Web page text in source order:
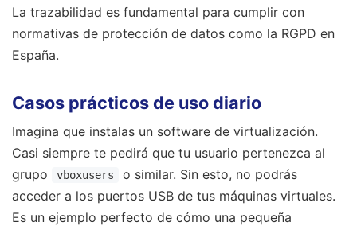
La trazabilidad es fundamental para cumplir con
normativas de protección de datos como la RGPD en
España.
Casos prácticos de uso diario
Imagina que instalas un software de virtualización.
Casi siempre te pedirá que tu usuario pertenezca al
grupo
vboxusers
o similar. Sin esto, no podrás
acceder a los puertos USB de tus máquinas virtuales.
Es un ejemplo perfecto de cómo una pequeña